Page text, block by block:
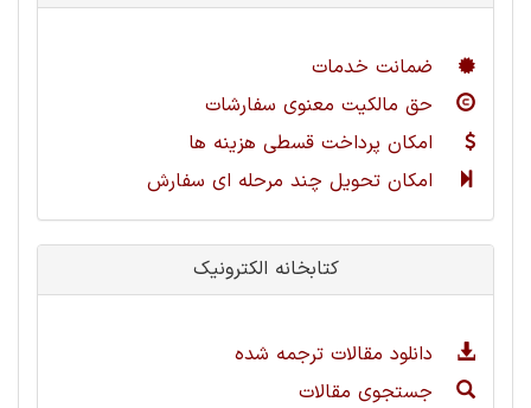
ضمانت خدمات
حق مالکیت معنوی سفارشات
امکان پرداخت قسطی هزینه ها
امکان تحویل چند مرحله ای سفارش
کتابخانه الکترونیک
دانلود مقالات ترجمه شده
جستجوی مقالات